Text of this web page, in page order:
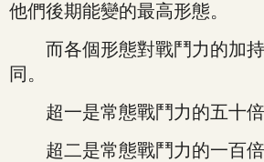
他們後期能變的最高形態。
而各個形態對戰鬥力的加持
同。
超一是常態戰鬥力的五十倍
超二是常態戰鬥力的一百倍